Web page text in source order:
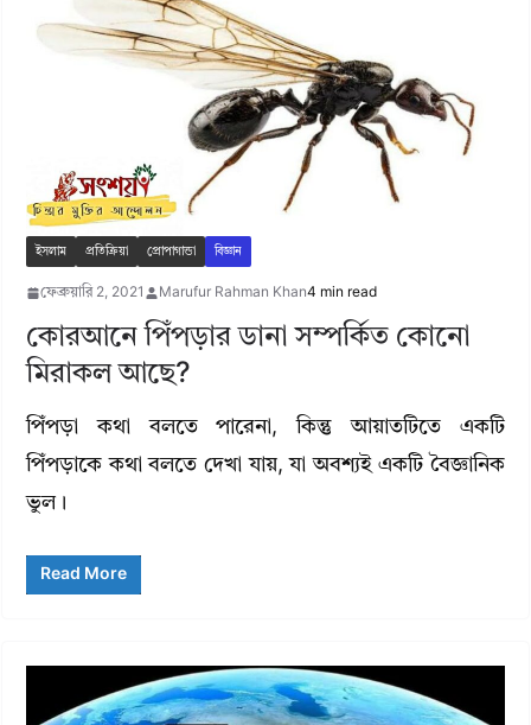
ইসলাম প্রতিক্রিয়া প্রোপাগান্ডা বিজ্ঞান
ফেব্রুয়ারি 2, 2021 Marufur Rahman Khan4 min read
কোরআনে পিঁপড়ার ডানা সম্পর্কিত কোনো
মিরাকল আছে?
পিঁপড়া কথা বলতে পারেনা, কিন্তু আয়াতটিতে একটি
পিঁপড়াকে কথা বলতে দেখা যায়, যা অবশ্যই একটি বৈজ্ঞানিক
ভুল।
Read More